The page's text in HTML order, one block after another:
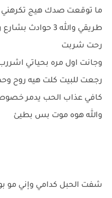
ما توقعت صدك هيج تكرهني
طريقي والله 3
رحت شربت
وجانت اول مره بحياتي
رجعت للبيت كلت هيه روح
كافي عذاب الحب يدمر
والله هوه موت بس بطيئ
شفت الحبل كدامي وإني مو